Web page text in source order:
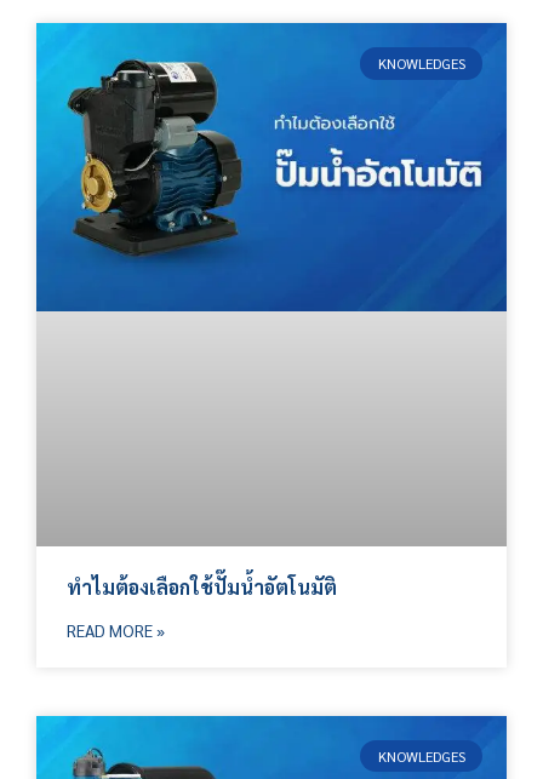
KNOWLEDGES
ทำไมต้องเลือกใช้ปั๊มน้ำอัตโนมัติ
READ MORE »
KNOWLEDGES